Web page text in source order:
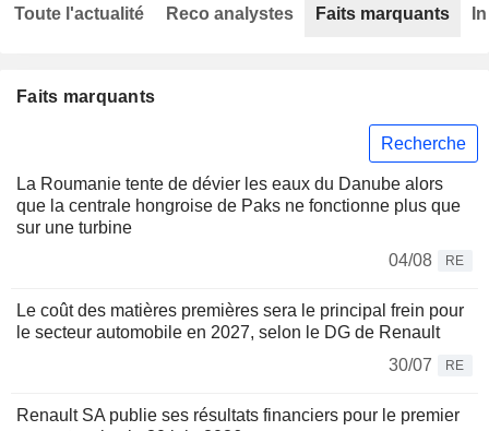
Faits marquants
Recherche
La Roumanie tente de dévier les eaux du Danube alors
que la centrale hongroise de Paks ne fonctionne plus que
sur une turbine
04/08
RE
Le coût des matières premières sera le principal frein pour
le secteur automobile en 2027, selon le DG de Renault
30/07
RE
Renault SA publie ses résultats financiers pour le premier
Toute l'actualité Reco analystes Faits marquants